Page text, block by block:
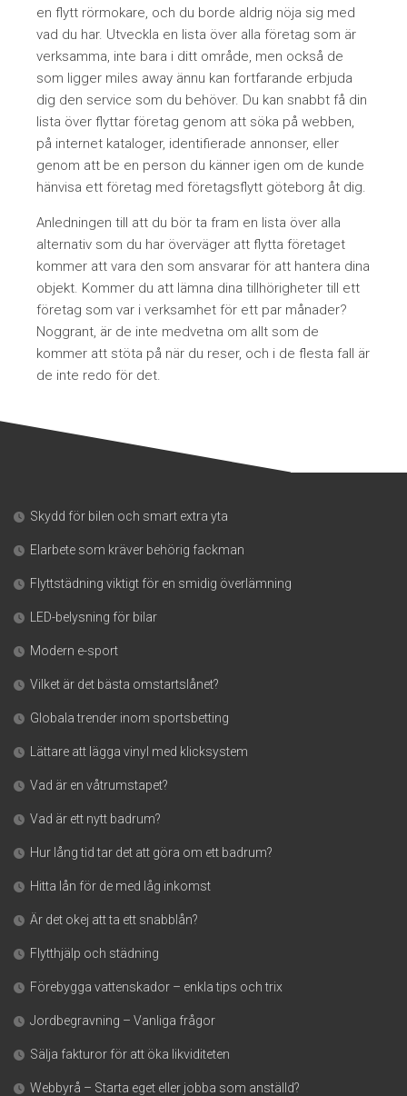
en flytt rörmokare, och du borde aldrig nöja sig med
vad du har. Utveckla en lista över alla företag som är
verksamma, inte bara i ditt område, men också de
som ligger miles away ännu kan fortfarande erbjuda
dig den service som du behöver. Du kan snabbt få din
lista över flyttar företag genom att söka på webben,
på internet kataloger, identifierade annonser, eller
genom att be en person du känner igen om de kunde
hänvisa ett företag med företagsflytt göteborg åt dig.
Anledningen till att du bör ta fram en lista över alla
alternativ som du har överväger att flytta företaget
kommer att vara den som ansvarar för att hantera dina
objekt. Kommer du att lämna dina tillhörigheter till ett
företag som var i verksamhet för ett par månader?
Noggrant, är de inte medvetna om allt som de
kommer att stöta på när du reser, och i de flesta fall är
de inte redo för det.
Skydd för bilen och smart extra yta
Elarbete som kräver behörig fackman
Flyttstädning viktigt för en smidig överlämning
LED-belysning för bilar
Modern e-sport
Vilket är det bästa omstartslånet?
Globala trender inom sportsbetting
Lättare att lägga vinyl med klicksystem
Vad är en våtrumstapet?
Vad är ett nytt badrum?
Hur lång tid tar det att göra om ett badrum?
Hitta lån för de med låg inkomst
Är det okej att ta ett snabblån?
Flytthjälp och städning
Förebygga vattenskador – enkla tips och trix
Jordbegravning – Vanliga frågor
Sälja fakturor för att öka likviditeten
Webbyrå – Starta eget eller jobba som anställd?